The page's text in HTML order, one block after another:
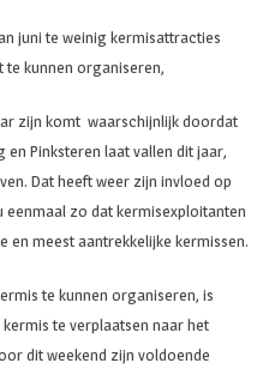
juni te weinig kermisattracties
kunnen organiseren,
zijn komt waarschijnlijk doordat
Pinksteren laat vallen dit jaar,
Dat heeft weer zijn invloed op
zo dat kermisexploitanten
meest aantrekkelijke kermissen.
te kunnen organiseren, is
te verplaatsen naar het
dit weekend zijn voldoende